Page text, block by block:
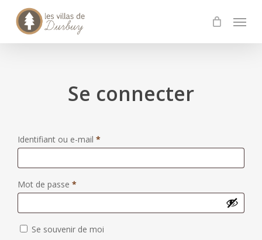
Menu
Se connecter
Identifiant ou e-mail *Obligatoire
Mot de passe *Obligatoire
Se souvenir de moi